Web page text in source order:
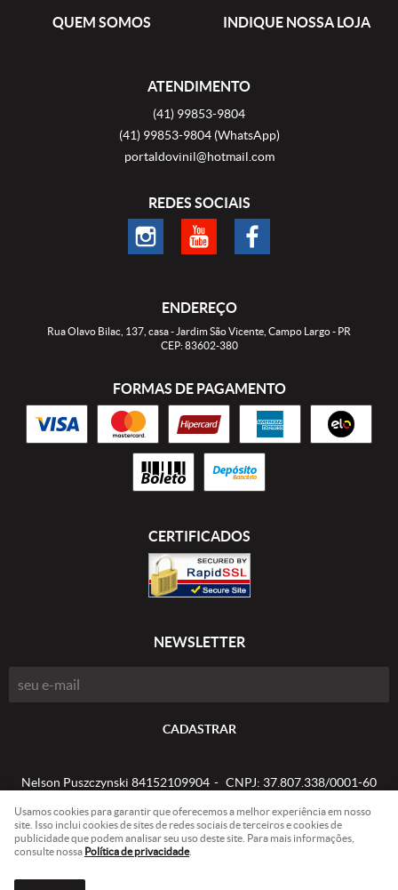
QUEM SOMOS INDIQUE NOSSA LOJA
ATENDIMENTO
(41) 99853-9804
(41)99853-9804 (WhatsApp)
portaldovinil@hotmail.com
REDES SOCIAIS
ENDEREÇO
Rua Olavo Bilac, 137, casa- Jardim São Vicente, Campo Largo- PR
CEP: 83602-380
FORMAS DE PAGAMENTO
CERTIFICADOS
NEWSLETTER
CADASTRAR
Nelson Puszczynski 84152109904 CNPJ: 37.807.338/0001-60
LOJA VIRTUAL CRIADA POR
Usamos cookies para garantir que oferecemos a melhor experiência em nosso
site. Isso inclui cookies de sites de redes sociais de terceiros e cookies de
publicidade que podem analisar seu uso deste site. Para mais informações,
consulte nossa Política de privacidade.